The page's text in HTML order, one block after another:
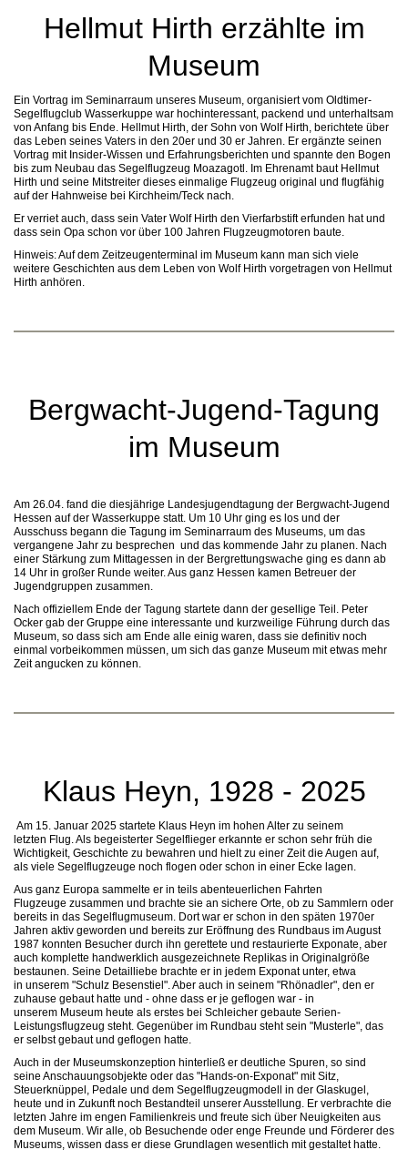
Hellmut Hirth erzählte im
Museum
Ein Vortrag im Seminarraum unseres Museum, organisiert vom Oldtimer-
Segelflugclub Wasserkuppe war hochinteressant, packend und unterhaltsam
von Anfang bis Ende. Hellmut Hirth, der Sohn von Wolf Hirth, berichtete über
das Leben seines Vaters in den 20er und 30 er Jahren. Er ergänzte seinen
Vortrag mit Insider-Wissen und Erfahrungsberichten und spannte den Bogen
bis zum Neubau das Segelflugzeug Moazagotl. Im Ehrenamt baut Hellmut
Hirth und seine Mitstreiter dieses einmalige Flugzeug original und flugfähig
auf der Hahnweise bei Kirchheim/Teck nach.
Er verriet auch, dass sein Vater Wolf Hirth den Vierfarbstift erfunden hat und
dass sein Opa schon vor über 100 Jahren Flugzeugmotoren baute.
Hinweis: Auf dem Zeitzeugenterminal im Museum kann man sich viele
weitere Geschichten aus dem Leben von Wolf Hirth vorgetragen von Hellmut
Hirth anhören.
Bergwacht-Jugend-Tagung
im Museum
Am 26.04. fand die diesjährige Landesjugendtagung der Bergwacht-Jugend
Hessen auf der Wasserkuppe statt. Um 10 Uhr ging es los und der
Ausschuss begann die Tagung im Seminarraum des Museums, um das
vergangene Jahr zu besprechen und das kommende Jahr zu planen. Nach
einer Stärkung zum Mittagessen in der Bergrettungswache ging es dann ab
14 Uhr in großer Runde weiter. Aus ganz Hessen kamen Betreuer der
Jugendgruppen zusammen.
Nach offiziellem Ende der Tagung startete dann der gesellige Teil. Peter
Ocker gab der Gruppe eine interessante und kurzweilige Führung durch das
Museum, so dass sich am Ende alle einig waren, dass sie definitiv noch
einmal vorbeikommen müssen, um sich das ganze Museum mit etwas mehr
Zeit angucken zu können.
Klaus Heyn, 1928 - 2025
Am 15. Januar 2025 startete Klaus Heyn im hohen Alter zu seinem
letzten Flug. Als begeisterter Segelflieger erkannte er schon sehr früh die
Wichtigkeit, Geschichte zu bewahren und hielt zu einer Zeit die Augen auf,
als viele Segelflugzeuge noch flogen oder schon in einer Ecke lagen.
Aus ganz Europa sammelte er in teils abenteuerlichen Fahrten
Flugzeuge zusammen und brachte sie an sichere Orte, ob zu Sammlern oder
bereits in das Segelflugmuseum. Dort war er schon in den späten 1970er
Jahren aktiv geworden und bereits zur Eröffnung des Rundbaus im August
1987 konnten Besucher durch ihn gerettete und restaurierte Exponate, aber
auch komplette handwerklich ausgezeichnete Replikas in Originalgröße
bestaunen. Seine Detailliebe brachte er in jedem Exponat unter, etwa
in unserem "Schulz Besenstiel". Aber auch in seinem "Rhönadler", den er
zuhause gebaut hatte und - ohne dass er je geflogen war - in
unserem Museum heute als erstes bei Schleicher gebaute Serien-
Leistungsflugzeug steht. Gegenüber im Rundbau steht sein "Musterle", das
er selbst gebaut und geflogen hatte.
Auch in der Museumskonzeption hinterließ er deutliche Spuren, so sind
seine Anschauungsobjekte oder das "Hands-on-Exponat" mit Sitz,
Steuerknüppel, Pedale und dem Segelflugzeugmodell in der Glaskugel,
heute und in Zukunft noch Bestandteil unserer Ausstellung. Er verbrachte die
letzten Jahre im engen Familienkreis und freute sich über Neuigkeiten aus
dem Museum. Wir alle, ob Besuchende oder enge Freunde und Förderer des
Museums, wissen dass er diese Grundlagen wesentlich mit gestaltet hatte.